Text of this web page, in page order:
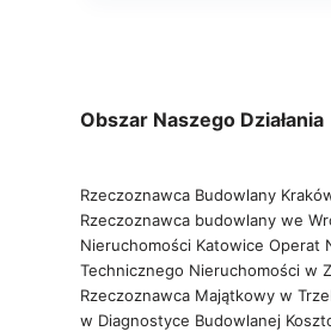
Obszar Naszego Działania
Rzeczoznawca Budowlany
Rzeczoznawca budowlany we
Nieruchomości Katowice Operat
Technicznego Nieruchomości w
Rzeczoznawca Majątkowy w
w Diagnostyce Budowlanej